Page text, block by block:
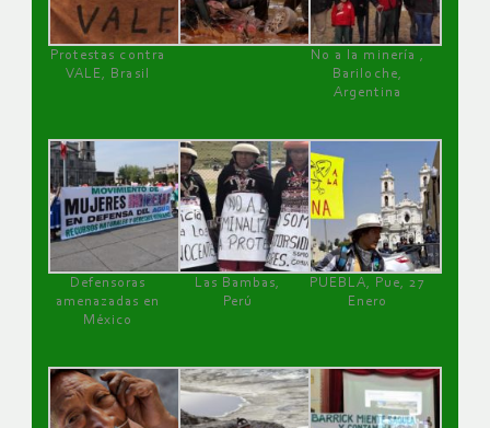
Protestas contra
VALE, Brasil
No a la minería ,
Bariloche,
Argentina
Defensoras
amenazadas en
México
Las Bambas,
Perú
PUEBLA, Pue, 27
Enero